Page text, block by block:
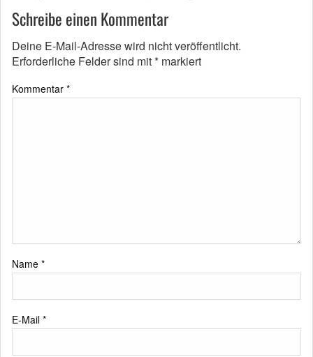
Schreibe einen Kommentar
Deine E-Mail-Adresse wird nicht veröffentlicht.
Erforderliche Felder sind mit* markiert
Kommentar *
Name *
E-Mail *